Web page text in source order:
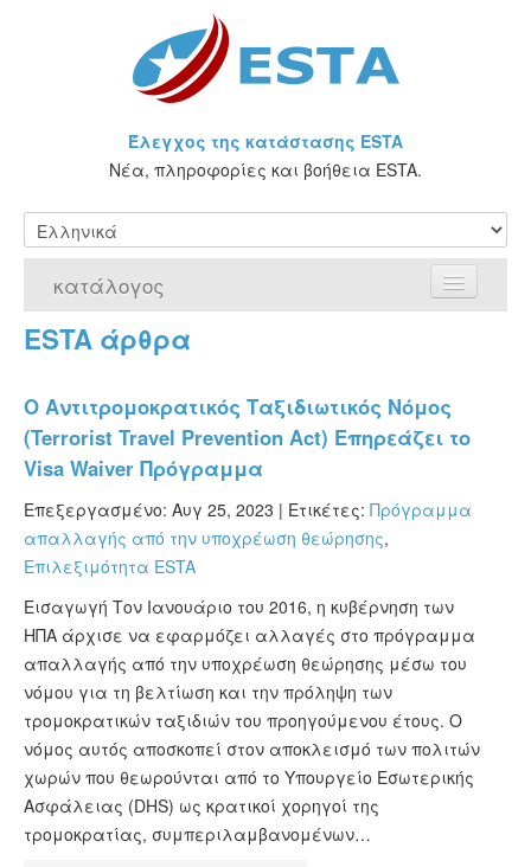
Έλεγχος της κατάστασης ESTA
Νέα, πληροφορίες και βοήθεια ESTA.
κατάλογος
Αρχική Σελίδα
Τι είναι η άδεια ESTA;
ESTA Κατάσταση
ESTA άρθρα
ESTA άρθρα
O Αντιτρομοκρατικός Ταξιδιωτικός Νόμος
(Terrorist Travel Prevention Act) Επηρεάζει το
Visa Waiver Πρόγραμμα
Επεξεργασμένο: Αυγ 25, 2023 | Ετικέτες: Πρόγραμμα
απαλλαγής από την υποχρέωση θεώρησης,
Επιλεξιμότητα ESTA
Εισαγωγή Τον Ιανουάριο του 2016, η κυβέρνηση των
ΗΠΑ άρχισε να εφαρμόζει αλλαγές στο πρόγραμμα
απαλλαγής από την υποχρέωση θεώρησης μέσω του
νόμου για τη βελτίωση και την πρόληψη των
τρομοκρατικών ταξιδιών του προηγούμενου έτους. Ο
νόμος αυτός αποσκοπεί στον αποκλεισμό των πολιτών
χωρών που θεωρούνται από το Υπουργείο Εσωτερικής
Ασφάλειας (DHS) ως κρατικοί χορηγοί της
τρομοκρατίας, συμπεριλαμβανομένων…